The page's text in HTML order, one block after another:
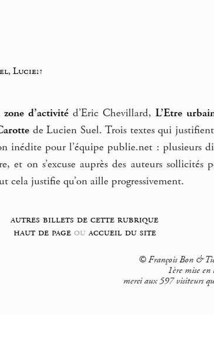
Lucien
d’activité d’Eric Chevillard,L’Etre
de Lucien Suel. Trois textes qui
inédite pour l’équipe publie.net : plusieurs
et on s’excuse auprès des auteurs
cela justifie qu’on aille progressivement.
autres billets de cette rubrique
haut de pageouaccueil du site
© François Bon &
1ère mise
merci aux 597 visiteurs